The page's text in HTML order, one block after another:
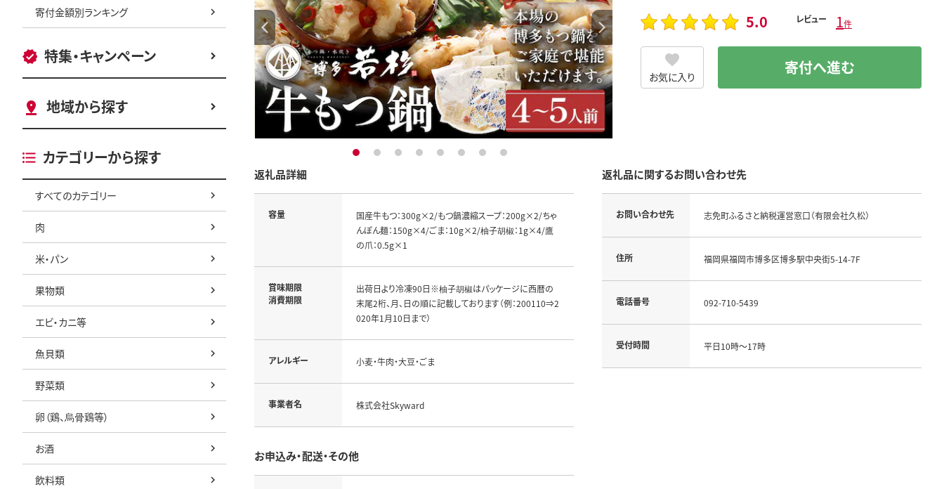
寄付金額別ランキング
特集・キャンペーン
地域から探す
カテゴリーから探す
すべてのカテゴリー
肉
米・パン
果物類
エビ・カニ等
魚貝類
野菜類
卵（鶏、烏骨鶏等）
お酒
飲料類
1 2 3 4 5 6 7 8
5.0 レビュー 1件
お気に入り 寄付へ進む
返礼品詳細
容量
国産牛もつ：300g×2/もつ鍋濃縮スープ：200g×2/ちゃ
んぽん麺：150g×4/ごま：10g×2/柚子胡椒：1g×4/鷹
の爪：0.5g×1
賞味期限
消費期限
出荷日より冷凍90日※柚子胡椒はパッケージに西暦の
末尾2桁、月、日の順に記載しております（例：200110⇒2
020年1月10日まで）
アレルギー 小麦・牛肉・大豆・ごま
事業者名 株式会社Skyward
お申込み・配送・その他
返礼品に関するお問い合わせ先
お問い合わせ先 志免町ふるさと納税運営窓口（有限会社久松）
住所 福岡県福岡市博多区博多駅中央街5-14-7F
電話番号 092-710-5439
受付時間 平日10時～17時